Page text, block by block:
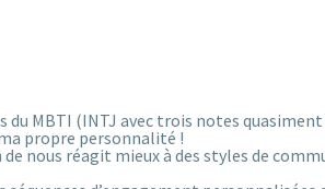
MBTI (INTJ avec trois notes quasiment
propre personnalité !
réagit mieux à des styles de